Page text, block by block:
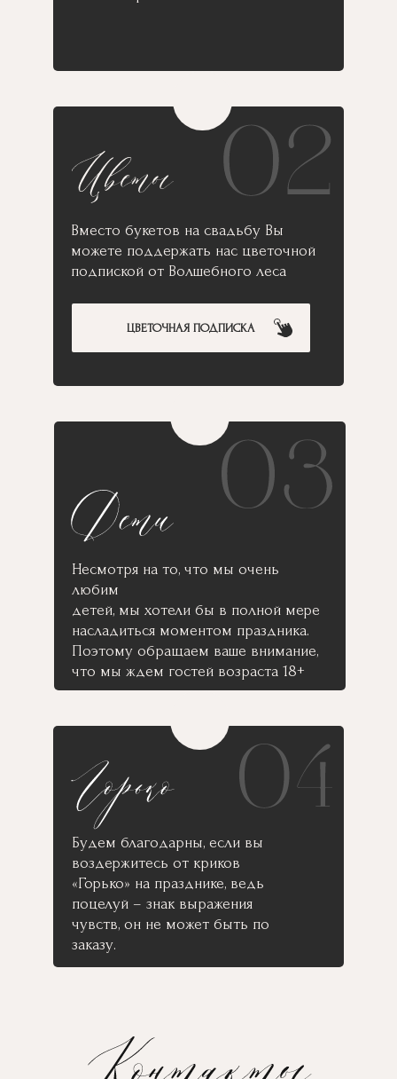
Несмотря на то, что мы очень
любим
детей, мы хотели бы в полной мере
насладиться моментом праздника.
Поэтому обращаем ваше внимание,
что мы ждем гостей возраста 18+
Вместо букетов на свадьбу Вы
можете поддержать нас цветочной
подпиской от Волшебного леса
ЦВЕТОЧНАЯ ПОДПИСКА
Будем благодарны, если вы
воздержитесь от криков
«Горько» на празднике, ведь
поцелуй – знак выражения
чувств, он не может быть по
заказу.